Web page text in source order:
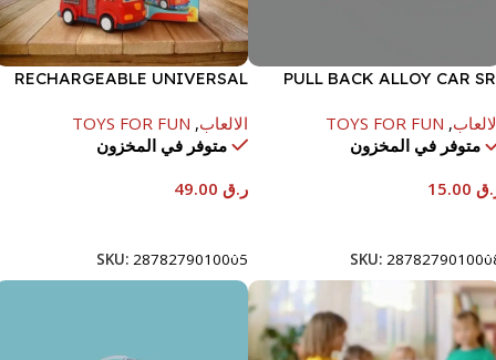
PULL BACK ALLOY CAR
,
TOYS FOR FUN
متوفر في المخزون
SKU:
RECHARGEABLE UNIVERSAL
الالعاب,
TOYS FOR FUN
متوفر في المخزون
ر.ق
SKU: 2878279010005